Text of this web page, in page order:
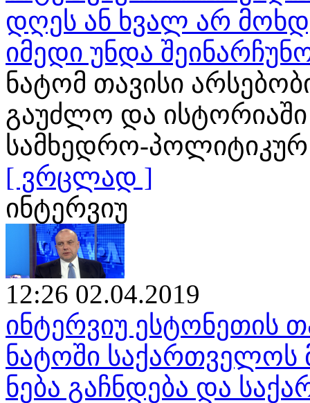
დღეს ან ხვალ არ
იმედი უნდა
ნატომ თავისი
გაუძლო და
სამხედრო-
[ ვრცლად ]
ინტერვიუ
12:26 02.04.2019
ინტერვიუ ესტონეთის
ნატოში საქართველოს
ნება გაჩნდება და